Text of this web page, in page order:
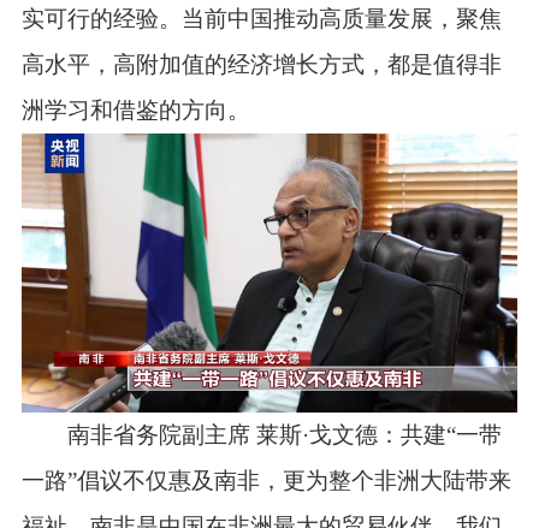
实可行的经验。当前中国推动高质量发展，聚焦
高水平，高附加值的经济增长方式，都是值得非
洲学习和借鉴的方向。
南非省务院副主席 莱斯·戈文德：共建“一带
一路”倡议不仅惠及南非，更为整个非洲大陆带来